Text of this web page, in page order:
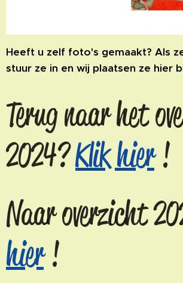
Heeft u zelf foto's gemaakt? Als
stuur ze in en wij plaatsen ze hier
Terug naar het
2024?Klik hier!
Naar overzicht
hier!